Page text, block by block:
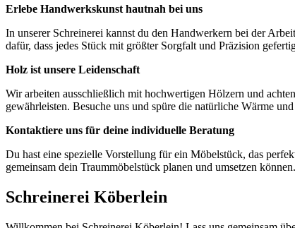
Erlebe Handwerkskunst hautnah bei uns
In unserer Schreinerei kannst du den Handwerkern bei der
dafür, dass jedes Stück mit größter Sorgfalt und Präzision
Holz ist unsere Leidenschaft
Wir arbeiten ausschließlich mit hochwertigen Hölzern und
gewährleisten. Besuche uns und spüre die natürliche Wärme
Kontaktiere uns für deine individuelle Beratung
Du hast eine spezielle Vorstellung für ein Möbelstück, das
gemeinsam dein Traummöbelstück planen und umsetzen können.
Schreinerei Köberlein